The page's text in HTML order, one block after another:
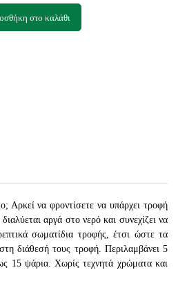
στο καλάθι
Αρκεί να φροντίσετε να υπάρχει τροφή
αργά στο νερό και συνεχίζει να
σωματίδια τροφής, έτσι ώστε τα
διάθεσή τους τροφή. Περιλαμβάνει 5
15 ψάρια. Χωρίς τεχνητά χρώματα και